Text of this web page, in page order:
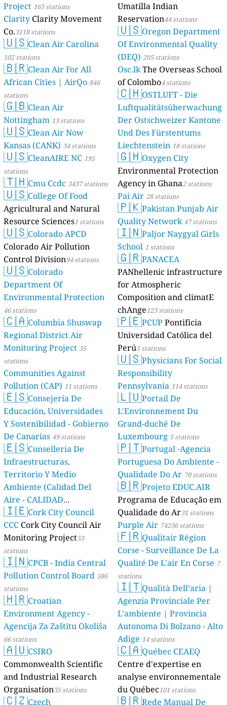
Project 165 stations
Clarity Clarity Movement
Co.3118 stations
🇺🇸Clean Air Carolina
102 stations
🇧🇷Clean Air For All
African Cities | AirQo 846
stations
🇬🇧Clean Air
Nottingham 13 stations
🇺🇸Clean Air Now
Kansas (CANK) 34 stations
🇺🇸CleanAIRE NC 195
stations
🇹🇭Cmu Ccdc 3437 stations
🇺🇸College Of Food
Agricultural and Natural
Resource Sciences1 stations
🇺🇸Colorado APCD
Colorado Air Pollution
Control Division94 stations
🇺🇸Colorado
Department Of
Environmental Protection
46 stations
🇨🇦Columbia Shuswap
Regional District Air
Monitoring Project 35
stations
Communities Against
Pollution (CAP) 11 stations
🇪🇸Consejería De
Educación, Universidades
Y Sostenibilidad - Gobierno
De Canarias 49 stations
🇪🇸Conselleria De
Infraestructuras,
Territorio Y Medio
Ambiente (Calidad Del
Aire - CALIDAD
AMBIENTAL) 23 stations
🇮🇪Cork City Council
CCC Cork City Council Air
Monitoring Project53
stations
🇮🇳CPCB - India Central
Pollution Control Board 586
stations
🇭🇷Croatian
Environment Agency -
Agencija Za Zaštitu Okoliša
66 stations
🇦🇺CSIRO
Commonwealth Scientific
and Industrial Research
Organisation35 stations
🇨🇿Czech
Umatilla Indian
Reservation44 stations
🇺🇸Oregon Department
Of Environmental Quality
(DEQ) 205 stations
Osc.lkThe Overseas School
of Colombo4 stations
🇨🇭OSTLUFT - Die
Luftqualitätsüberwachung
Der Ostschweizer Kantone
Und Des Fürstentums
Liechtenstein 18 stations
🇬🇭Oxygen City
Environmental Protection
Agency in Ghana2 stations
Pai Air 28 stations
🇵🇰Pakistan Punjab Air
Quality Network 47 stations
🇮🇳Paljor Naygyal Girls
School 1 stations
🇬🇷PANACEA
PANhellenic infrastructure
for Atmospheric
Composition and climatE
chAnge123 stations
🇵🇪PCUP Pontificia
Universidad Católica del
Perú5 stations
🇺🇸Physicians For Social
Responsibility
Pennsylvania 114 stations
🇱🇺Portail De
L'Environnement Du
Grand-duché De
Luxembourg 5 stations
🇵🇹Portugal -Agencia
Portuguesa Do Ambiente -
Qualidade Do Ar 70 stations
🇧🇷Projeto EDUC.AIR
Programa de Educação em
Qualidade do Ar31 stations
Purple Air 74236 stations
🇫🇷Qualitair Région
Corse - Surveillance De La
Qualité De L'air En Corse 7
stations
🇮🇹Qualità Dell’aria |
Agenzia Provinciale Per
L'ambiente | Provincia
Autonoma Di Bolzano - Alto
Adige 14 stations
🇨🇦Québec CEAEQ
Centre d'expertise en
analyse environnementale
du Québec101 stations
🇧🇷Rede Manual De